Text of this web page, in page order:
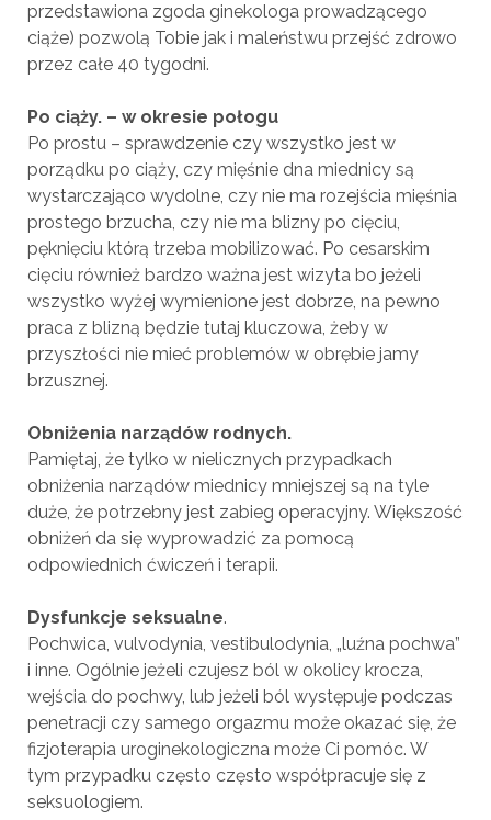
przedstawiona zgoda ginekologa prowadzącego
ciąże) pozwolą Tobie jak i maleństwu przejść zdrowo
przez całe 40 tygodni.
Po ciąży. – w okresie połogu
Po prostu – sprawdzenie czy wszystko jest w
porządku po ciąży, czy mięśnie dna miednicy są
wystarczająco wydolne, czy nie ma rozejścia mięśnia
prostego brzucha, czy nie ma blizny po cięciu,
pęknięciu którą trzeba mobilizować. Po cesarskim
cięciu również bardzo ważna jest wizyta bo jeżeli
wszystko wyżej wymienione jest dobrze, na pewno
praca z blizną będzie tutaj kluczowa, żeby w
przyszłości nie mieć problemów w obrębie jamy
brzusznej.
Obniżenia narządów rodnych.
Pamiętaj, że tylko w nielicznych przypadkach
obniżenia narządów miednicy mniejszej są na tyle
duże, że potrzebny jest zabieg operacyjny. Większość
obniżeń da się wyprowadzić za pomocą
odpowiednich ćwiczeń i terapii.
Dysfunkcje seksualne.
Pochwica, vulvodynia, vestibulodynia, „luźna pochwa”
i inne. Ogólnie jeżeli czujesz ból w okolicy krocza,
wejścia do pochwy, lub jeżeli ból występuje podczas
penetracji czy samego orgazmu może okazać się, że
fizjoterapia uroginekologiczna może Ci pomóc. W
tym przypadku często często współpracuje się z
seksuologiem.